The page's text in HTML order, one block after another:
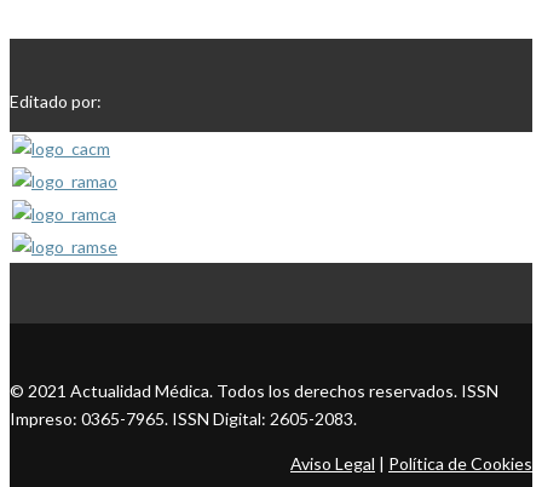
Editado por:
© 2021 Actualidad Médica. Todos los derechos reservados. ISSN
Impreso: 0365-7965. ISSN Digital: 2605-2083.
Aviso Legal | Política de Cookies